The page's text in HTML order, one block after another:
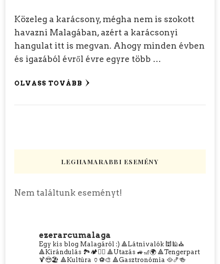
Közeleg a karácsony, mégha nem is szokott
havazni Malagában, azért a karácsonyi
hangulat itt is megvan. Ahogy minden évben
és igazából évről évre egyre több …
OLVASS TOVÁBB
LEGHAMARABBI ESEMÉNY
Nem találtunk eseményt!
ezerarcumalaga
Egy kis blog Malagáról :) 🔺Látnivalók 🕍🕌⛪
🔺Kirándulás 🏞️🏕️🧗‍♀️ 🔺Utazás 🚙🎢🌍 🔺Tengerpart
🍹😎🏖️ 🔺Kultúra 🏺⚽🎨 🔺Gasztronómia 🥘🍤🍻